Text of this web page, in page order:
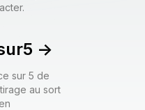
->
sur 5 de
au sort